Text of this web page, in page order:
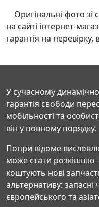
Оригінальні фото зі
на сайті інтернет-
гарантія на
У сучасному
гарантія свободи
мобільності та
він у повному порядку.
Попри відоме
може стати розкішшю -
коштують нові
альтернативу: запасні
європейського та